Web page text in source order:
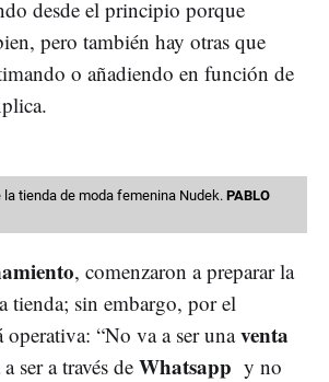
desde el principio porque
pero también hay otras que
o añadiendo en función de
la tienda de moda femenina Nudek. PABLO
, comenzaron a preparar la
tienda; sin embargo, por el
operativa: “No va a ser unaventa
ser a través de Whatsapp y no